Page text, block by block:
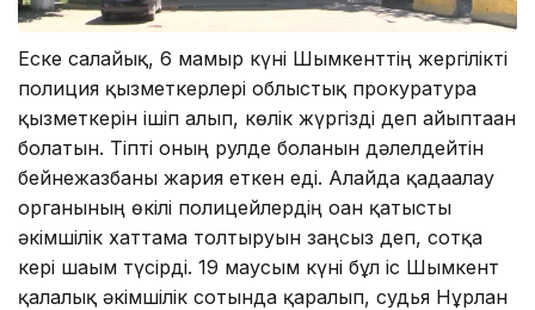
Еске салайық, 6 мамыр күні Шымкенттің жергілікті
полиция қызметкерлері облыстық прокуратура
қызметкерін ішіп алып, көлік жүргізді деп айыптаған
болатын. Тіпті оның рулде болғанын дәлелдейтін
бейнежазбаны жария еткен еді. Алайда қадағалау
органының өкілі полицейлердің оған қатысты
әкімшілік хаттама толтыруын заңсыз деп, сотқа
кері шағым түсірді. 19 маусым күні бұл іс Шымкент
қалалық әкімшілік сотында қаралып, судья Нұрлан